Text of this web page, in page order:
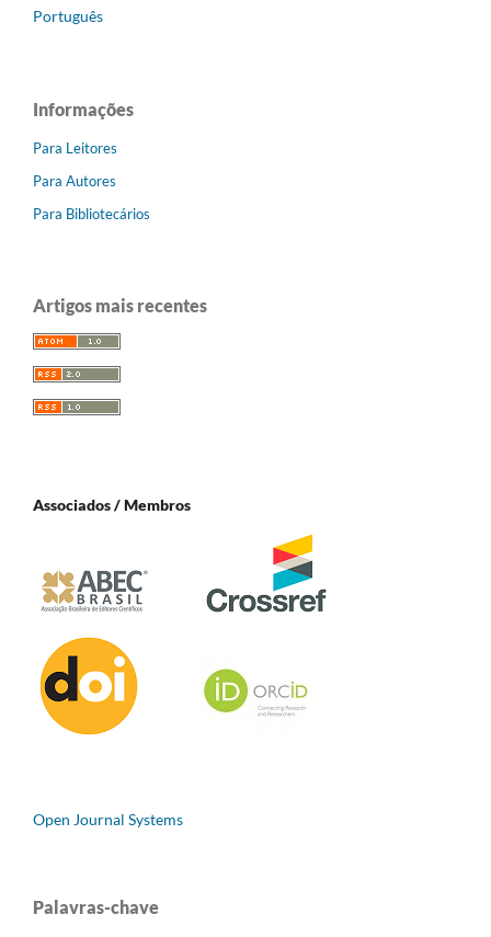
Português
Informações
Para Leitores
Para Autores
Para Bibliotecários
Artigos mais recentes
Associados / Membros
Open Journal Systems
Palavras-chave